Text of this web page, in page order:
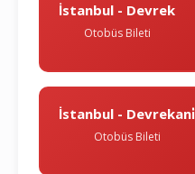
İstanbul - Devrek
Otobüs Bileti
İstanbul - Devrekani̇
Otobüs Bileti